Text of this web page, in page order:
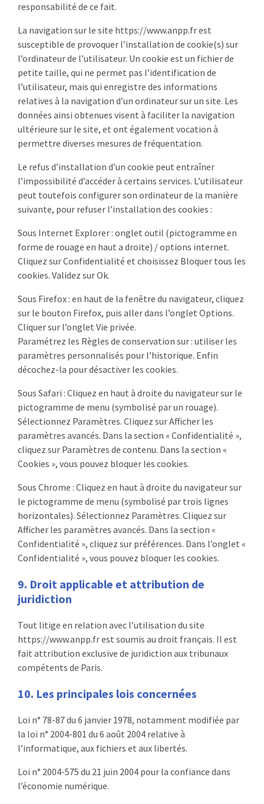
responsabilité de ce fait.
La navigation sur le site https://www.anpp.fr est
susceptible de provoquer l’installation de cookie(s) sur
l’ordinateur de l’utilisateur. Un cookie est un fichier de
petite taille, qui ne permet pas l’identification de
l’utilisateur, mais qui enregistre des informations
relatives à la navigation d’un ordinateur sur un site. Les
données ainsi obtenues visent à faciliter la navigation
ultérieure sur le site, et ont également vocation à
permettre diverses mesures de fréquentation.
Le refus d’installation d’un cookie peut entraîner
l’impossibilité d’accéder à certains services. L’utilisateur
peut toutefois configurer son ordinateur de la manière
suivante, pour refuser l’installation des cookies :
Sous Internet Explorer : onglet outil (pictogramme en
forme de rouage en haut a droite) / options internet.
Cliquez sur Confidentialité et choisissez Bloquer tous les
cookies. Validez sur Ok.
Sous Firefox : en haut de la fenêtre du navigateur, cliquez
sur le bouton Firefox, puis aller dans l’onglet Options.
Cliquer sur l’onglet Vie privée.
Paramétrez les Règles de conservation sur : utiliser les
paramètres personnalisés pour l’historique. Enfin
décochez-la pour désactiver les cookies.
Sous Safari : Cliquez en haut à droite du navigateur sur le
pictogramme de menu (symbolisé par un rouage).
Sélectionnez Paramètres. Cliquez sur Afficher les
paramètres avancés. Dans la section « Confidentialité »,
cliquez sur Paramètres de contenu. Dans la section «
Cookies », vous pouvez bloquer les cookies.
Sous Chrome : Cliquez en haut à droite du navigateur sur
le pictogramme de menu (symbolisé par trois lignes
horizontales). Sélectionnez Paramètres. Cliquez sur
Afficher les paramètres avancés. Dans la section «
Confidentialité », cliquez sur préférences. Dans l’onglet «
Confidentialité », vous pouvez bloquer les cookies.
9. Droit applicable et attribution de
juridiction
Tout litige en relation avec l’utilisation du site
https://www.anpp.fr est soumis au droit français. Il est
fait attribution exclusive de juridiction aux tribunaux
compétents de Paris.
10. Les principales lois concernées
Loi n° 78-87 du 6 janvier 1978, notamment modifiée par
la loi n° 2004-801 du 6 août 2004 relative à
l’informatique, aux fichiers et aux libertés.
Loi n° 2004-575 du 21 juin 2004 pour la confiance dans
l’économie numérique.